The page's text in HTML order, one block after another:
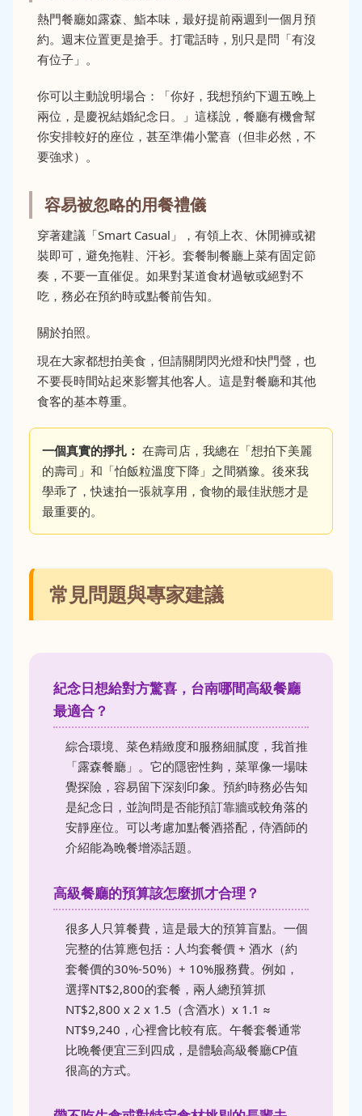
熱門餐廳如露森、鮨本味，最好提前兩週到一個月預
約。週末位置更是搶手。打電話時，別只是問「有沒
有位子」。
你可以主動說明場合：「你好，我想預約下週五晚上
兩位，是慶祝結婚紀念日。」這樣說，餐廳有機會幫
你安排較好的座位，甚至準備小驚喜（但非必然，不
要強求）。
容易被忽略的用餐禮儀
穿著建議「Smart Casual」，有領上衣、休閒褲或裙
裝即可，避免拖鞋、汗衫。套餐制餐廳上菜有固定節
奏，不要一直催促。如果對某道食材過敏或絕對不
吃，務必在預約時或點餐前告知。
關於拍照。
現在大家都想拍美食，但請關閉閃光燈和快門聲，也
不要長時間站起來影響其他客人。這是對餐廳和其他
食客的基本尊重。
一個真實的掙扎： 在壽司店，我總在「想拍下美麗
的壽司」和「怕飯粒溫度下降」之間猶豫。後來我
學乖了，快速拍一張就享用，食物的最佳狀態才是
最重要的。
常見問題與專家建議
紀念日想給對方驚喜，台南哪間高級餐廳
最適合？
綜合環境、菜色精緻度和服務細膩度，我首推
「露森餐廳」。它的隱密性夠，菜單像一場味
覺探險，容易留下深刻印象。預約時務必告知
是紀念日，並詢問是否能預訂靠牆或較角落的
安靜座位。可以考慮加點餐酒搭配，侍酒師的
介紹能為晚餐增添話題。
高級餐廳的預算該怎麼抓才合理？
很多人只算餐費，這是最大的預算盲點。一個
完整的估算應包括：人均套餐價 + 酒水（約
套餐價的30%-50%）+ 10%服務費。例如，
選擇NT$2,800的套餐，兩人總預算抓
NT$2,800 x 2 x 1.5（含酒水）x 1.1 ≈
NT$9,240，心裡會比較有底。午餐套餐通常
比晚餐便宜三到四成，是體驗高級餐廳CP值
很高的方式。